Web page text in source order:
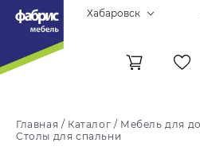
Хабаровск
Главная / Каталог / Мебель для
Столы для спальни